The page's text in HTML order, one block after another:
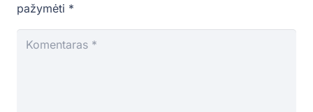
pažymėti *